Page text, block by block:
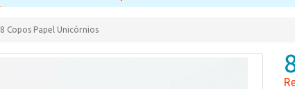
8 Copos Papel Unicórnios